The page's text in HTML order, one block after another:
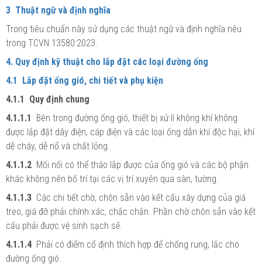
3 Thuật ngữ và định nghĩa
Trong tiêu chuẩn này sử dụng các thuật ngữ và định nghĩa nêu
trong TCVN 13580:2023.
4. Quy định kỹ thuật cho lắp đặt các loại đường ống
4.1 Lắp đặt ống gió, chi tiết và phụ kiện
4.1.1 Quy định chung
4.1.1.1 Bên trong đường ống gió, thiết bị xử lí không khí không
được lắp đặt dây điện, cáp điện và các loại ống dẫn khí độc hại, khí
dễ cháy, dễ nổ và chất lỏng.
4.1.1.2 Mối nối có thể tháo lắp được của ống gió và các bộ phận
khác không nên bố trí tại các vị trí xuyên qua sàn, tường.
4.1.1.3 Các chi tiết chờ, chôn sẵn vào kết cấu xây dựng của giá
treo, giá đỡ phải chính xác, chắc chắn. Phần chờ chôn sẵn vào kết
cấu phải được vệ sinh sạch sẽ.
4.1.1.4 Phải có điểm cố định thích hợp để chống rung, lắc cho
đường ống gió.